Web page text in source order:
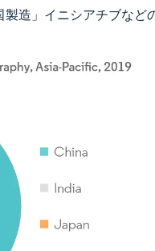
造」イニシアチブなど